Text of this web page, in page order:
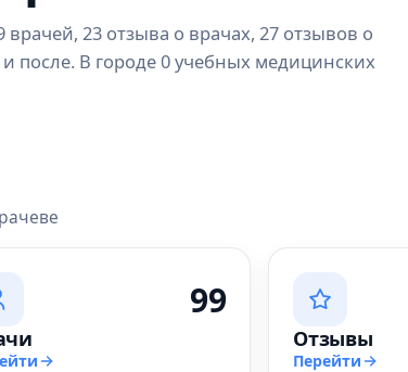
23 отзыва о врачах, 27 отзывов о
после. В городе 0 учебных медицинских
99
Отзывы
Перейти